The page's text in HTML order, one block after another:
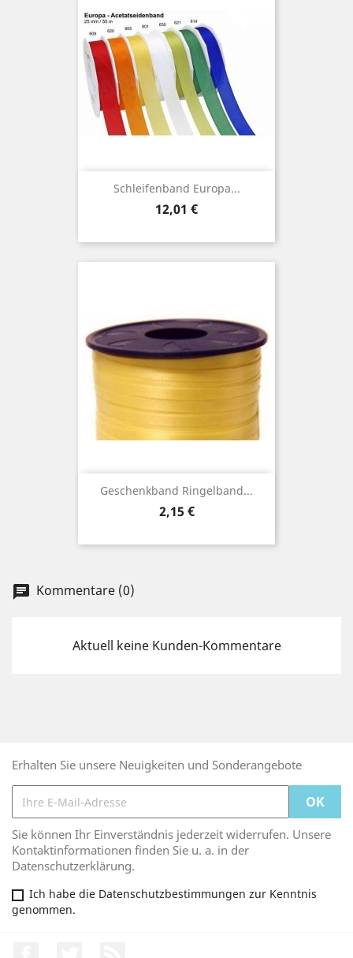
Schleifenband Europa...
Preis
12,01 €
Geschenkband Ringelband...
Preis
2,15 €
chat Kommentare (0)
Aktuell keine Kunden-Kommentare
Erhalten Sie unsere Neuigkeiten und Sonderangebote
Sie können Ihr Einverständnis jederzeit widerrufen. Unsere
Kontaktinformationen finden Sie u. a. in der
Datenschutzerklärung.
Ich habe die Datenschutzbestimmungen zur Kenntnis
genommen.